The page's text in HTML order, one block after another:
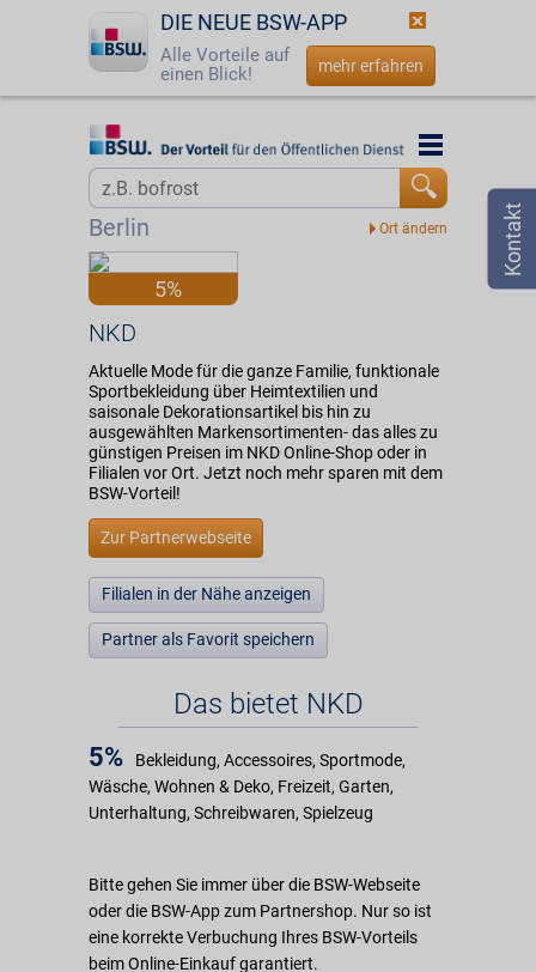
DIE NEUE BSW-APP
Alle Vorteile auf
einen Blick!
mehr erfahren
Startseite
Login
Berlin
Startseite
5%
NKD
Aktuelle Mode für die ganze Familie, funktionale
Sportbekleidung über Heimtextilien und
saisonale Dekorationsartikel bis hin zu
ausgewählten Markensortimenten- das alles zu
günstigen Preisen im NKD Online-Shop oder in
Filialen vor Ort. Jetzt noch mehr sparen mit dem
BSW-Vorteil!
Zur Partnerwebseite
Filialen in der Nähe anzeigen
Partner als Favorit speichern
Das bietet NKD
5%
Bekleidung, Accessoires, Sportmode,
Wäsche, Wohnen & Deko, Freizeit, Garten,
Unterhaltung, Schreibwaren, Spielzeug
Bitte gehen Sie immer über die BSW-Webseite
oder die BSW-App zum Partnershop. Nur so ist
eine korrekte Verbuchung Ihres BSW-Vorteils
beim Online-Einkauf garantiert.